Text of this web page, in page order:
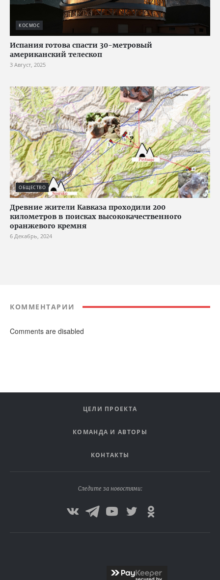
КОСМОС
Испания готова спасти 30-метровый
американский телескоп
3 Август, 2025
ОБЩЕСТВО
Древние жители Кавказа проходили 200
километров в поисках высококачественного
оранжевого кремня
6 Декабрь, 2024
КОММЕНТАРИИ
Comments are disabled
ЦЕЛИ ПРОЕКТА
КОМАНДА И АВТОРЫ
КОНТАКТЫ
Следите за новостями: